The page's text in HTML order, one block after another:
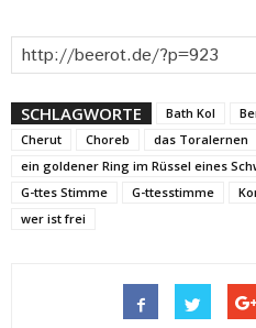
SCHLAGWORTE Bath Kol
Cherut
Choreb das Toralernen
ein goldener Ring im Rüssel eines
G-ttes Stimme
G-ttesstimme
wer ist frei